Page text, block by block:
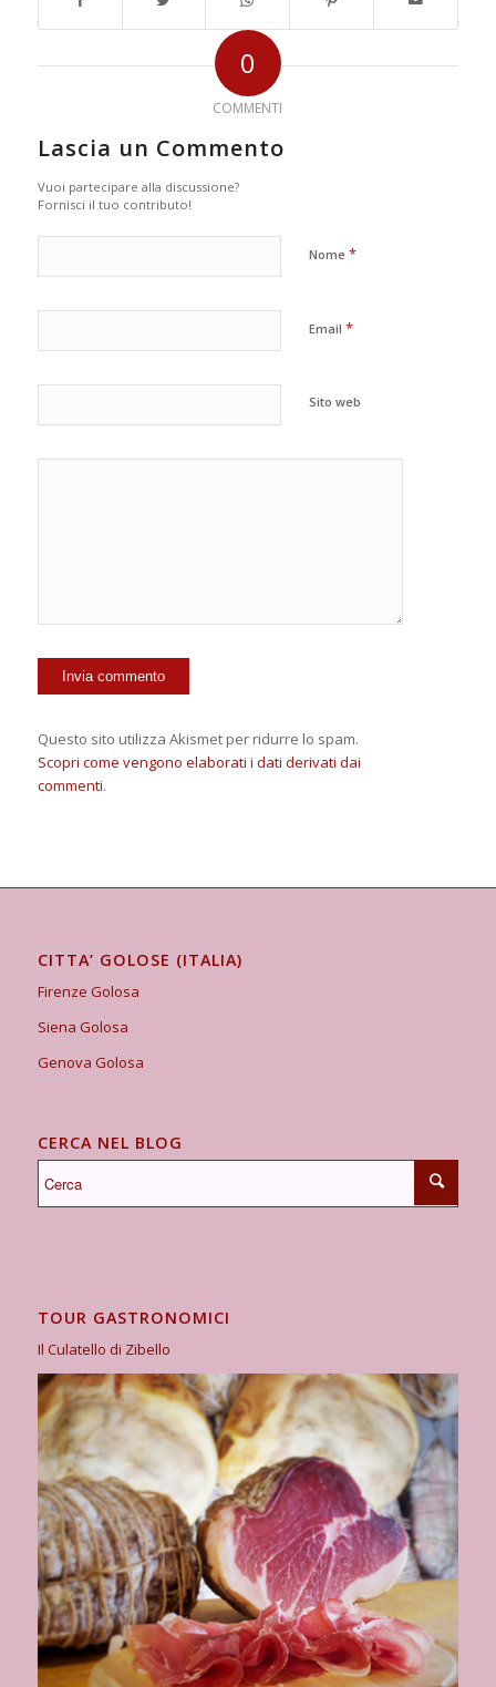
0
COMMENTI
Lascia un Commento
Vuoi partecipare alla discussione?
Fornisci il tuo contributo!
Nome *
Email *
Sito web
Questo sito utilizza Akismet per ridurre lo spam.
Scopri come vengono elaborati i dati derivati dai
commenti.
CITTA’ GOLOSE (ITALIA)
Firenze Golosa
Siena Golosa
Genova Golosa
CERCA NEL BLOG
TOUR GASTRONOMICI
Il Culatello di Zibello